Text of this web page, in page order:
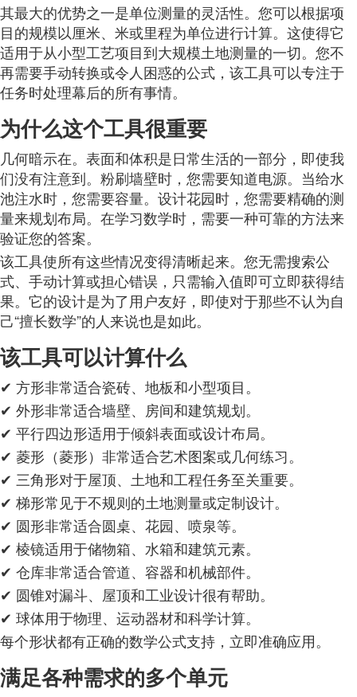
其最大的优势之一是单位测量的灵活性。您可以根据项
目的规模以厘米、米或里程为单位进行计算。这使得它
适用于从小型工艺项目到大规模土地测量的一切。您不
再需要手动转换或令人困惑的公式，该工具可以专注于
任务时处理幕后的所有事情。
为什么这个工具很重要
几何暗示在。表面和体积是日常生活的一部分，即使我
们没有注意到。粉刷墙壁时，您需要知道电源。当给水
池注水时，您需要容量。设计花园时，您需要精确的测
量来规划布局。在学习数学时，需要一种可靠的方法来
验证您的答案。
该工具使所有这些情况变得清晰起来。您无需搜索公
式、手动计算或担心错误，只需输入值即可立即获得结
果。它的设计是为了用户友好，即使对于那些不认为自
己“擅长数学”的人来说也是如此。
该工具可以计算什么
✔ 方形非常适合瓷砖、地板和小型项目。
✔ 外形非常适合墙壁、房间和建筑规划。
✔ 平行四边形适用于倾斜表面或设计布局。
✔ 菱形（菱形）非常适合艺术图案或几何练习。
✔ 三角形对于屋顶、土地和工程任务至关重要。
✔ 梯形常见于不规则的土地测量或定制设计。
✔ 圆形非常适合圆桌、花园、喷泉等。
✔ 棱镜适用于储物箱、水箱和建筑元素。
✔ 仓库非常适合管道、容器和机械部件。
✔ 圆锥对漏斗、屋顶和工业设计很有帮助。
✔ 球体用于物理、运动器材和科学计算。
每个形状都有正确的数学公式支持，立即准确应用。
满足各种需求的多个单元